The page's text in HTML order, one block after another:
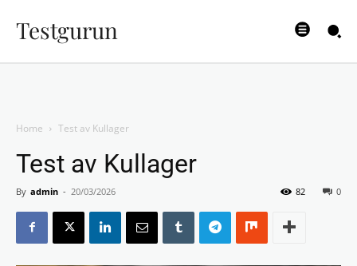
Testgurun
Home Test av Kullager
Test av Kullager
By admin - 20/03/2026 0
82